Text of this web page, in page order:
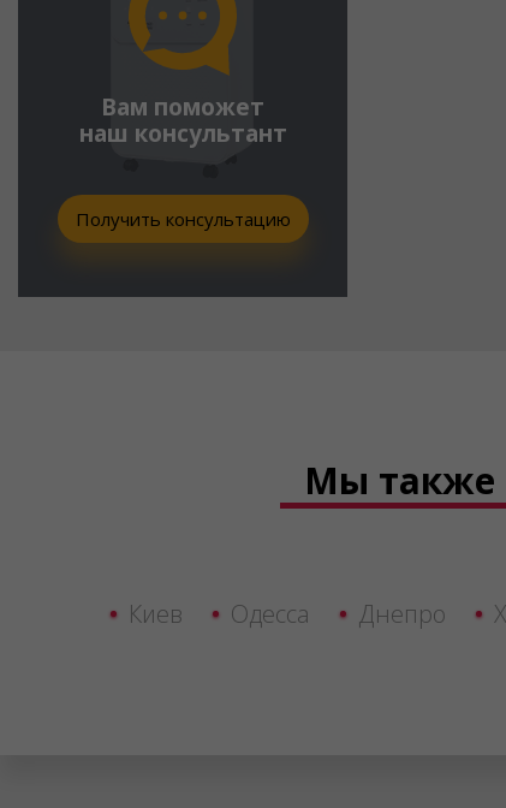
Вам поможет
наш консультант
Получить консультацию
Мы также
Киев Одесса Днепро